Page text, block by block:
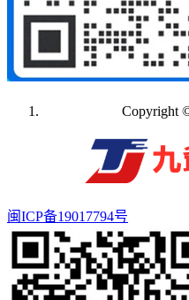
Copyright
闽ICP备19017794号